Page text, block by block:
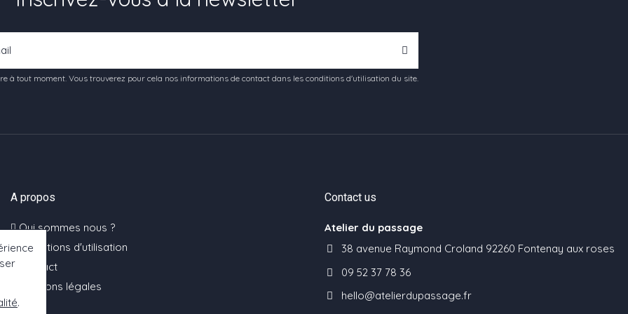
à tout moment. Vous trouverez pour cela nos informations de contact dans les conditions d'utilisation du site.
A propos
Qui sommes nous ?
Conditions d'utilisation
Contact
Mentions légales
Contact us
Atelier du passage
38 avenue Raymond Croland 92260 Fontenay aux roses
09 52 37 78 36
hello@atelierdupassage.fr
.